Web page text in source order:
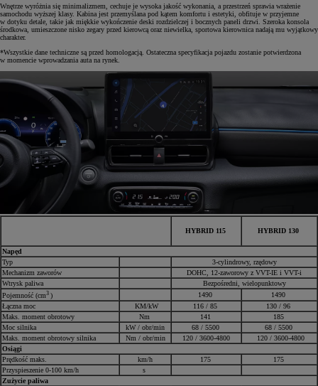
Wnętrze wyróżnia się minimalizmem, cechuje je wysoka jakość wykonania, a przestrzeń sprawia wrażenie
samochodu wyższej klasy. Kabina jest przemyślana pod kątem komfortu i estetyki, obfituje w przyjemne
w dotyku detale, takie jak miękkie wykończenie deski rozdzielczej i bocznych paneli drzwi. Szeroka konsola
środkowa, umieszczone nisko zegary przed kierowcą oraz niewielka, sportowa kierownica nadają mu wyjątkowy
charakter.
*Wszystkie dane techniczne są przed homologacją. Ostateczna specyfikacja pojazdu zostanie potwierdzona
w momencie wprowadzania auta na rynek.
HYBRID 115 HYBRID 130
Napęd
Typ
3-cylindrowy, rzędowy
Mechanizm zaworów
DOHC, 12-zaworowy z VVT-IE i VVT-i
Wtrysk paliwa
Bezpośredni, wielopunktowy
Pojemność (cm3 ) 1490
1490
Łączna moc
KM/kW 116 / 85
130 / 96
Maks. moment obrotowy
Nm 141
185
Moc silnika
kW / obr/min 68 / 5500
68 / 5500
Maks. moment obrotowy silnika
Nm / obr/min 120 / 3600-4800
120 / 3600-4800
Osiągi
Prędkość maks.
km/h 175
175
Przyspieszenie 0-100 km/h
s
Zużycie paliwa